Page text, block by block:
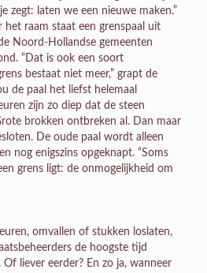
zegt: laten we een nieuwe maken.”
het raam staat een grenspaal uit
Noord-Hollandse gemeenten
“Dat is ook een soort
bestaat niet meer,” grapt de
de paal het liefst helemaal
zijn zo diep dat de steen
brokken ontbreken al. Dan maar
De oude paal wordt alleen
nog enigszins opgeknapt. “Soms
grens ligt: de onmogelijkheid om
omvallen of stukken loslaten,
de hoogste tijd
liever eerder? En zo ja, wanneer